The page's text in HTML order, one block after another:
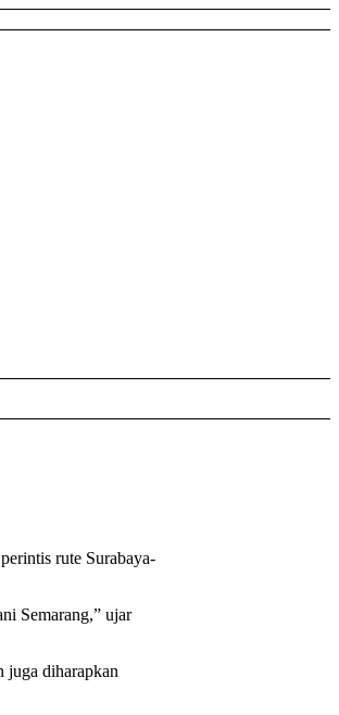
rute Surabaya-
Semarang,” ujar
juga diharapkan